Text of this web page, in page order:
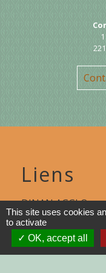
Liens
DINAN AGGLO
CINEMAS DINAN
COTES D'ARMOR
This site uses cookies
to activate
OK, accept all